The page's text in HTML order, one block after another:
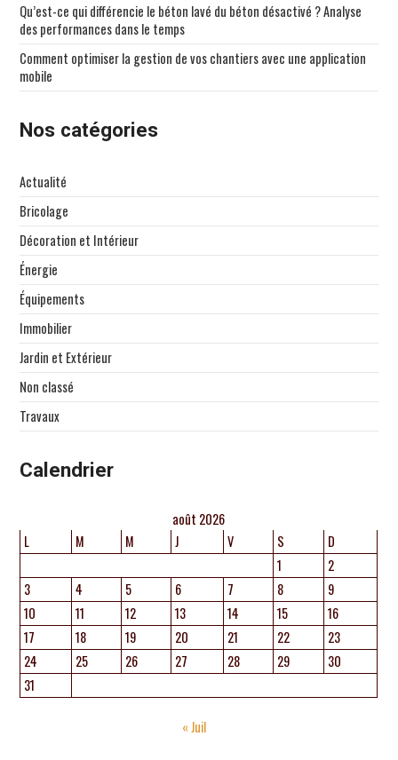
Qu’est-ce qui différencie le béton lavé du béton désactivé ? Analyse
des performances dans le temps
Comment optimiser la gestion de vos chantiers avec une application
mobile
Nos catégories
Actualité
Bricolage
Décoration et Intérieur
Énergie
Équipements
Immobilier
Jardin et Extérieur
Non classé
Travaux
Calendrier
août 2026
L
M M J V S
D
1
2
3
4 5 6 7 8
9
10
11 12 13 14 15
16
17
18 19 20 21 22
23
24
25 26 27 28 29
30
31
« Juil